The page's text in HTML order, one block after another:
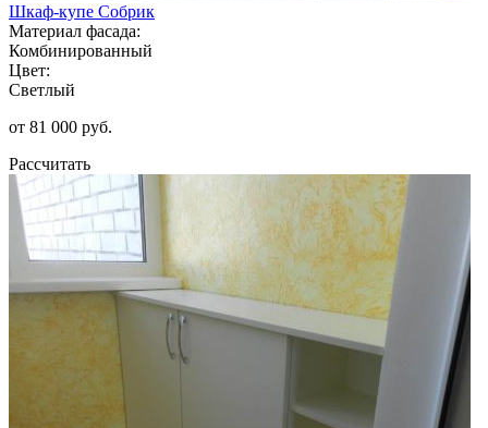
Шкаф-купе Собрик
Материал фасада:
Комбинированный
Цвет:
Светлый
от 81 000 руб.
Рассчитать